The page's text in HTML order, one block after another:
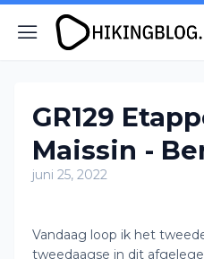
GR129
Maissin -
juni 25, 2022
Vandaag loop ik het
tweedaagse in dit